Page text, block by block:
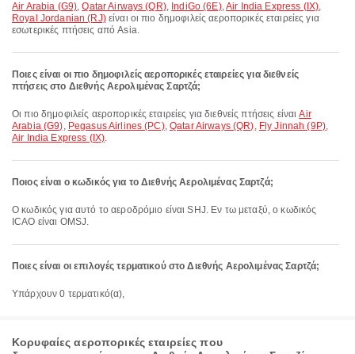
Air Arabia (G9),Qatar Airways (QR), IndiGo (6E),Air India Express (IX),
Royal Jordanian (RJ)είναι οι πιο δημοφιλείς αεροπορικές εταιρείες για
εσωτερικές πτήσεις από Asia.
Ποιες είναι οι πιο δημοφιλείς αεροπορικές εταιρείες για διεθνείς
πτήσεις στο Διεθνής Αερολιμένας Σαρτζά;
Οι πιο δημοφιλείς αεροπορικές εταιρείες για διεθνείς πτήσεις είναιAir
Arabia (G9), Pegasus Airlines (PC),Qatar Airways (QR), Fly Jinnah (9P),
Air India Express (IX).
Ποιος είναι ο κωδικός για το Διεθνής Αερολιμένας Σαρτζά;
Ο κωδικός για αυτό το αεροδρόμιο είναι SHJ. Εν τω μεταξύ, ο κωδικός
ICAO είναι OMSJ.
Ποιες είναι οι επιλογές τερματικού στο Διεθνής Αερολιμένας Σαρτζά;
Υπάρχουν 0 τερματικό(α),
Κορυφαίες αεροπορικές εταιρείες που